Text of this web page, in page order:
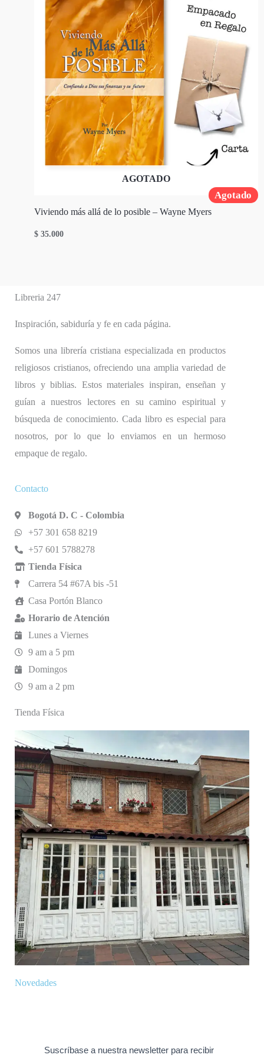
Agotado
AGOTADO
Viviendo más allá de lo posible – Wayne Myers
$ 35.000
Libreria 247
Inspiración, sabiduría y fe en cada página.
Somos una librería cristiana especializada en productos
religiosos cristianos, ofreciendo una amplia variedad de
libros y biblias. Estos materiales inspiran, enseñan y
guían a nuestros lectores en su camino espiritual y
búsqueda de conocimiento. Cada libro es especial para
nosotros, por lo que lo enviamos en un hermoso
empaque de regalo.
Contacto
Bogotá D. C - Colombia
+57 301 658 8219
+57 601 5788278
Tienda Física
Carrera 54 #67A bis -51
Casa Portón Blanco
Horario de Atención
Lunes a Viernes
9 am a 5 pm
Domingos
9 am a 2 pm
Tienda Física
Novedades
Suscríbase a nuestra newsletter para recibir